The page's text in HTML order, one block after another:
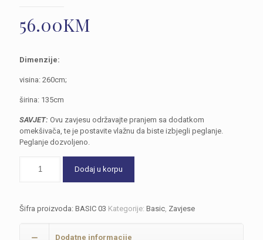
56.00KM
Dimenzije:
visina: 260cm;
širina: 135cm
SAVJET: Ovu zavjesu održavajte pranjem sa dodatkom
omekšivača, te je postavite vlažnu da biste izbjegli peglanje.
Peglanje dozvoljeno.
Dodaj u korpu
Šifra proizvoda: BASIC 03 Kategorije: Basic Zavjese
Dodatne informacije